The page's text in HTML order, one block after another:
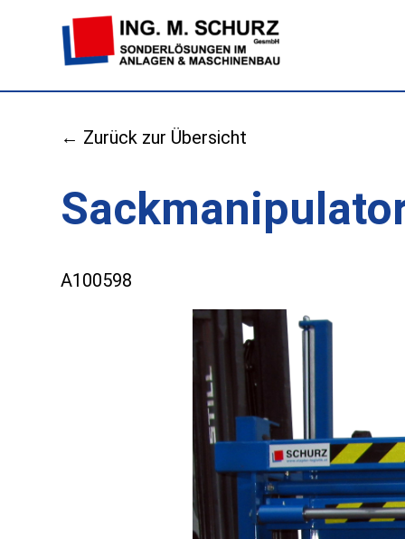
← Zurück zur Übersicht
A100598